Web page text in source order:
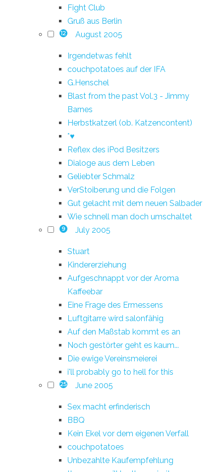
Fight Club
Gruß aus Berlin
12 August 2005
Irgendetwas fehlt
couchpotatoes auf der IFA
G.Henschel
Blast from the past Vol.3 - Jimmy
Barnes
Herbstkatzerl (ob. Katzencontent)
*♥
Reflex des iPod Besitzers
Dialoge aus dem Leben
Geliebter Schmalz
VerStoiberung und die Folgen
Gut gelacht mit dem neuen Salbader
Wie schnell man doch umschaltet
9 July 2005
Stuart
Kindererziehung
Aufgeschnappt vor der Aroma
Kaffeebar
Eine Frage des Ermessens
Luftgitarre wird salonfähig
Auf den Maßstab kommt es an
Noch gestörter geht es kaum...
Die ewige Vereinsmeierei
i'll probably go to hell for this
25 June 2005
Sex macht erfinderisch
BBQ
Kein Ekel vor dem eigenen Verfall
couchpotatoes
Unbezahlte Kaufempfehlung